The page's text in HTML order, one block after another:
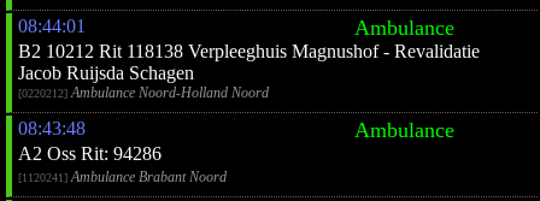
08:44:01 Ambulance
B2 10212 Rit 118138 Verpleeghuis Magnushof - Revalidatie
Jacob Ruijsda Schagen
[0220212]Ambulance Noord-Holland Noord
08:43:48 Ambulance
A2 Oss Rit: 94286
[1120241]Ambulance Brabant Noord